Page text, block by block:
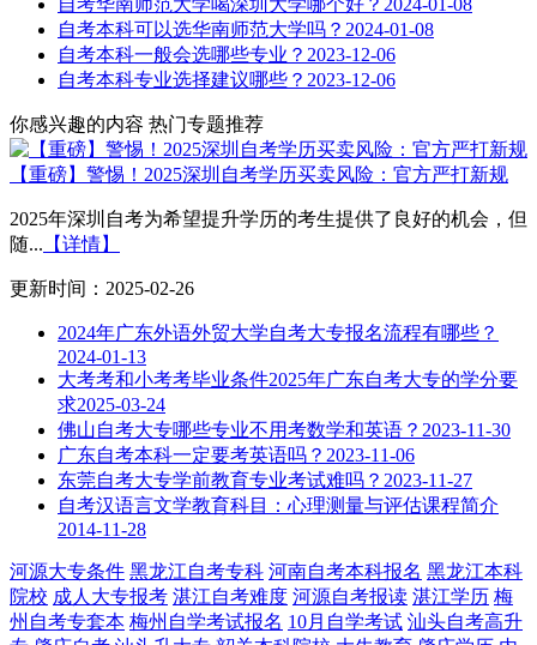
自考本科可以选华南师范大学吗？ 2024-01-08
自考本科一般会选哪些专业？ 2023-12-06
自考本科专业选择建议哪些？ 2023-12-06
你感兴趣的内容 热门专题推荐
【重磅】警惕！2025深圳自考学历买卖风险：官方严打新规
2025年深圳自考为希望提升学历的考生提供了良好的机会，但
随... 【详情】
更新时间：2025-02-26
2024年广东外语外贸大学自考大专报名流程有哪些？
2024-01-13
大考考和小考考毕业条件2025年广东自考大专的学分要
求2025-03-24
佛山自考大专哪些专业不用考数学和英语？ 2023-11-30
广东自考本科一定要考英语吗？ 2023-11-06
东莞自考大专学前教育专业考试难吗？ 2023-11-27
自考汉语言文学教育科目：心理测量与评估课程简介
2014-11-28
河源大专条件 黑龙江自考专科 河南自考本科报名 黑龙江本科
院校 成人大专报考 湛江自考难度 河源自考报读 湛江学历 梅
州自考专套本 梅州自学考试报名 10月自学考试 汕头自考高升